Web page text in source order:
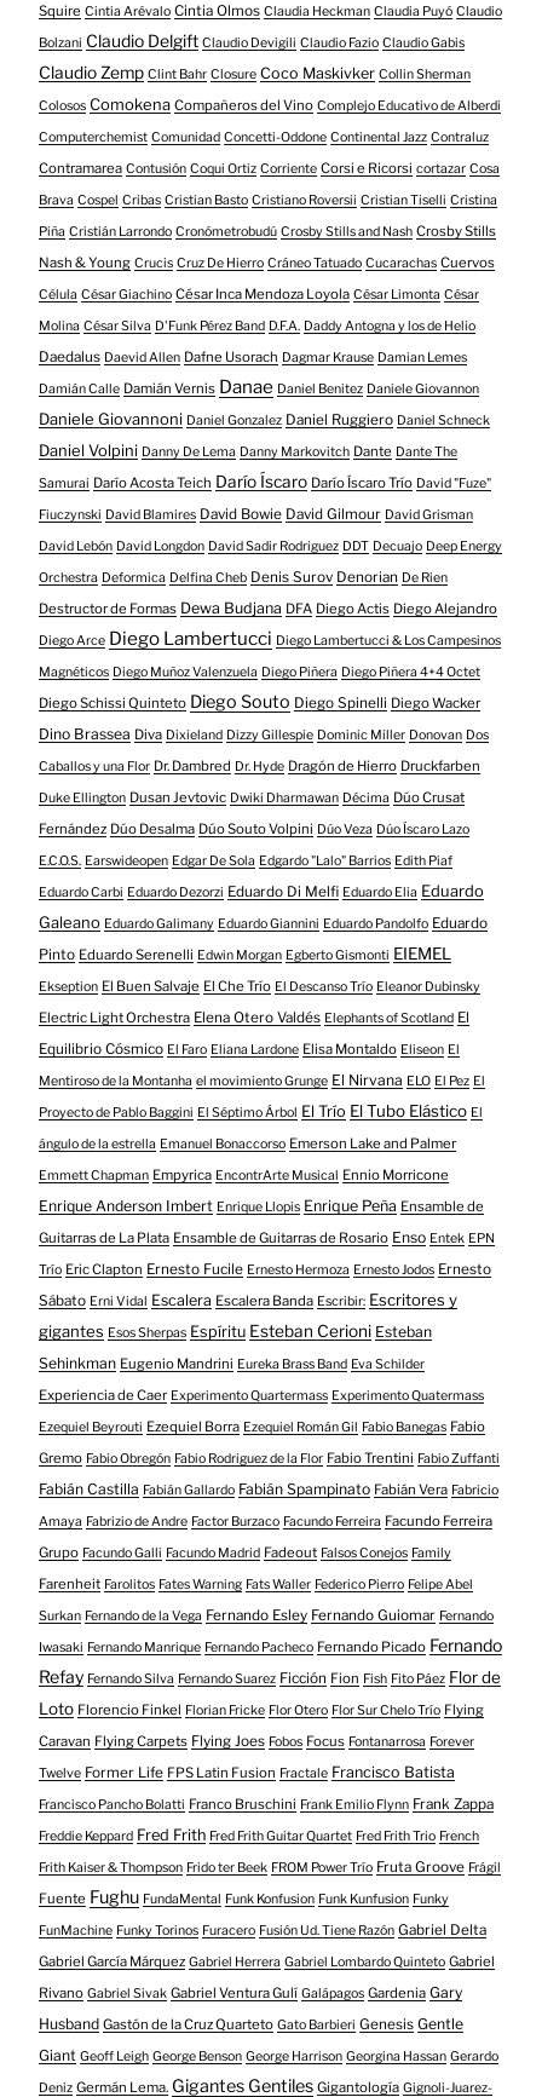
Squire Cintia Arévalo Cintia Olmos Claudia Heckman Claudia Puyó Claudio
Bolzani Claudio Delgift Claudio Devigili Claudio Fazio Claudio Gabis
Claudio Zemp Clint Bahr Closure Coco Maskivker Collin Sherman
Colosos Comokena Compañeros del Vino Complejo Educativo de Alberdi
Computerchemist Comunidad Concetti-Oddone Continental Jazz Contraluz
Contramarea Contusión Coqui Ortiz Corriente Corsi e Ricorsi cortazar Cosa
Brava Cospel Cribas Cristian Basto Cristiano Roversii Cristian Tiselli Cristina
Piña Cristián Larrondo Cronómetrobudú Crosby Stills and Nash Crosby Stills
Nash & Young Crucis Cruz De Hierro Cráneo Tatuado Cucarachas Cuervos
Célula César Giachino César Inca Mendoza Loyola César Limonta César
Molina César Silva D'Funk Pérez Band D.F.A. Daddy Antogna y los de Helio
Daedalus Daevid Allen Dafne Usorach Dagmar Krause Damian Lemes
Damián Calle Damián Vernis Danae Daniel Benitez Daniele Giovannon
Daniele Giovannoni Daniel Gonzalez Daniel Ruggiero Daniel Schneck
Daniel Volpini Danny De Lema Danny Markovitch Dante Dante The
Samurai Darío Acosta Teich Darío Íscaro Darío Íscaro Trío David "Fuze"
Fiuczynski David Blamires David Bowie David Gilmour David Grisman
David Lebón David Longdon David Sadir Rodriguez DDT Decuajo Deep Energy
Orchestra Deformica Delfina Cheb Denis Surov Denorian De Rien
Destructor de Formas Dewa Budjana DFA Diego Actis Diego Alejandro
Diego Arce Diego Lambertucci Diego Lambertucci & Los Campesinos
Magnéticos Diego Muñoz Valenzuela Diego Piñera Diego Piñera 4+4 Octet
Diego Schissi Quinteto Diego Souto Diego Spinelli Diego Wacker
Dino Brassea Diva Dixieland Dizzy Gillespie Dominic Miller Donovan Dos
Caballos y una Flor Dr. Dambred Dr. Hyde Dragón de Hierro Druckfarben
Duke Ellington Dusan Jevtovic Dwiki Dharmawan Décima Dúo Crusat
Fernández Dúo Desalma Dúo Souto Volpini Dúo Veza Dúo Íscaro Lazo
E.C.O.S. Earswideopen Edgar De Sola Edgardo "Lalo" Barrios Edith Piaf
Eduardo Carbi Eduardo Dezorzi Eduardo Di Melfi Eduardo Elia Eduardo
Galeano Eduardo Galimany Eduardo Giannini Eduardo Pandolfo Eduardo
Pinto Eduardo Serenelli Edwin Morgan Egberto Gismonti EIEMEL
Ekseption El Buen Salvaje El Che Trío El Descanso Trío Eleanor Dubinsky
Electric Light Orchestra Elena Otero Valdés Elephants of Scotland El
Equilibrio Cósmico El Faro Eliana Lardone Elisa Montaldo Eliseon El
Mentiroso de la Montanha el movimiento Grunge El Nirvana ELO El Pez El
Proyecto de Pablo Baggini El Séptimo Árbol El Trío El Tubo Elástico El
ángulo de la estrella Emanuel Bonaccorso Emerson Lake and Palmer
Emmett Chapman Empyrica EncontrArte Musical Ennio Morricone
Enrique Anderson Imbert Enrique Llopis Enrique Peña Ensamble de
Guitarras de La Plata Ensamble de Guitarras de Rosario Enso Entek EPN
Trío Eric Clapton Ernesto Fucile Ernesto Hermoza Ernesto Jodos Ernesto
Sábato Erni Vidal Escalera Escalera Banda Escribir: Escritores y
gigantes Esos Sherpas Espíritu Esteban Cerioni Esteban
Sehinkman Eugenio Mandrini Eureka Brass Band Eva Schilder
Experiencia de Caer Experimento Quartermass Experimento Quatermass
Ezequiel Beyrouti Ezequiel Borra Ezequiel Román Gil Fabio Banegas Fabio
Gremo Fabio Obregón Fabio Rodriguez de la Flor Fabio Trentini Fabio Zuffanti
Fabián Castilla Fabián Gallardo Fabián Spampinato Fabián Vera Fabricio
Amaya Fabrizio de Andre Factor Burzaco Facundo Ferreira Facundo Ferreira
Grupo Facundo Galli Facundo Madrid Fadeout Falsos Conejos Family
Farenheit Farolitos Fates Warning Fats Waller Federico Pierro Felipe Abel
Surkan Fernando de la Vega Fernando Esley Fernando Guiomar Fernando
Iwasaki Fernando Manrique Fernando Pacheco Fernando Picado Fernando
Refay Fernando Silva Fernando Suarez Ficción Fion Fish Fito Páez Flor de
Loto Florencio Finkel Florian Fricke Flor Otero Flor Sur Chelo Trío Flying
Caravan Flying Carpets Flying Joes Fobos Focus Fontanarrosa Forever
Twelve Former Life FPS Latin Fusion Fractale Francisco Batista
Francisco Pancho Bolatti Franco Bruschini Frank Emilio Flynn Frank Zappa
Freddie Keppard Fred Frith Fred Frith Guitar Quartet Fred Frith Trio French
Frith Kaiser & Thompson Frido ter Beek FROM Power Trío Fruta Groove Frágil
Fuente Fughu FundaMental Funk Konfusion Funk Kunfusion Funky
FunMachine Funky Torinos Furacero Fusión Ud. Tiene Razón Gabriel Delta
Gabriel García Márquez Gabriel Herrera Gabriel Lombardo Quinteto Gabriel
Rivano Gabriel Sivak Gabriel Ventura Gulí Galápagos Gardenia Gary
Husband Gastón de la Cruz Quarteto Gato Barbieri Genesis Gentle
Giant Geoff Leigh George Benson George Harrison Georgina Hassan Gerardo
Deniz Germán Lema. Gigantes Gentiles Gigantología Gignoli-Juarez-